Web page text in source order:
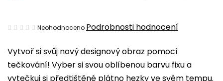
Vytvoř si svůj nový designový obraz pomocí
tečkování! Vyber si svou oblíbenou barvu fixu a
vytečkuj si předtištěné plátno hezky ve svém tempu.
Průměrné
produktu
je
Neohodnoceno Podrobnosti hodnocení